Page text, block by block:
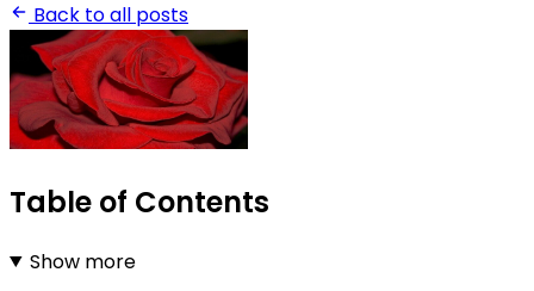
Back to all posts
Table of Contents
Show more